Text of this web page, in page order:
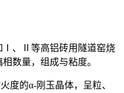
Ⅰ、Ⅱ等高铝砖用隧道窑烧
数量，组成与粘度。
的α-刚玉晶体，呈粒、